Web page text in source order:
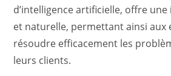
d’intelligence artificielle, offre
et naturelle, permettant ainsi aux
résoudre efficacement les
leurs clients.